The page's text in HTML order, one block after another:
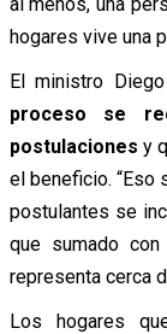
hogares vive una
El ministro
proceso se
postulaciones y
el beneficio. “Eso
postulantes se
que sumado
representa cerca
Los hogares